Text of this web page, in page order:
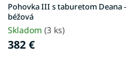
Pohovka III s taburetom Deana -
béžová
Skladom (3 ks)
382 €